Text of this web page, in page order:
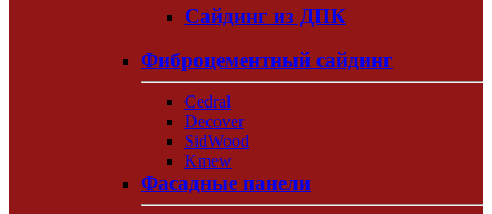
Сайдинг из ДПК
Фиброцементный сайдинг
Cedral
Decover
SidWood
Kmew
Фасадные панели